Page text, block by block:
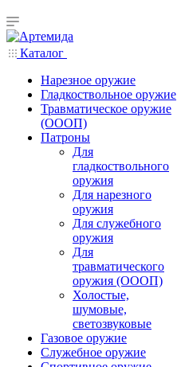
Каталог
Нарезное оружие
Гладкоствольное оружие
Травматическое оружие
(ОООП)
Патроны
Для
гладкоствольного
оружия
Для нарезного
оружия
Для служебного
оружия
Для
травматического
оружия (ОООП)
Холостые,
шумовые,
светозвуковые
Газовое оружие
Служебное оружие